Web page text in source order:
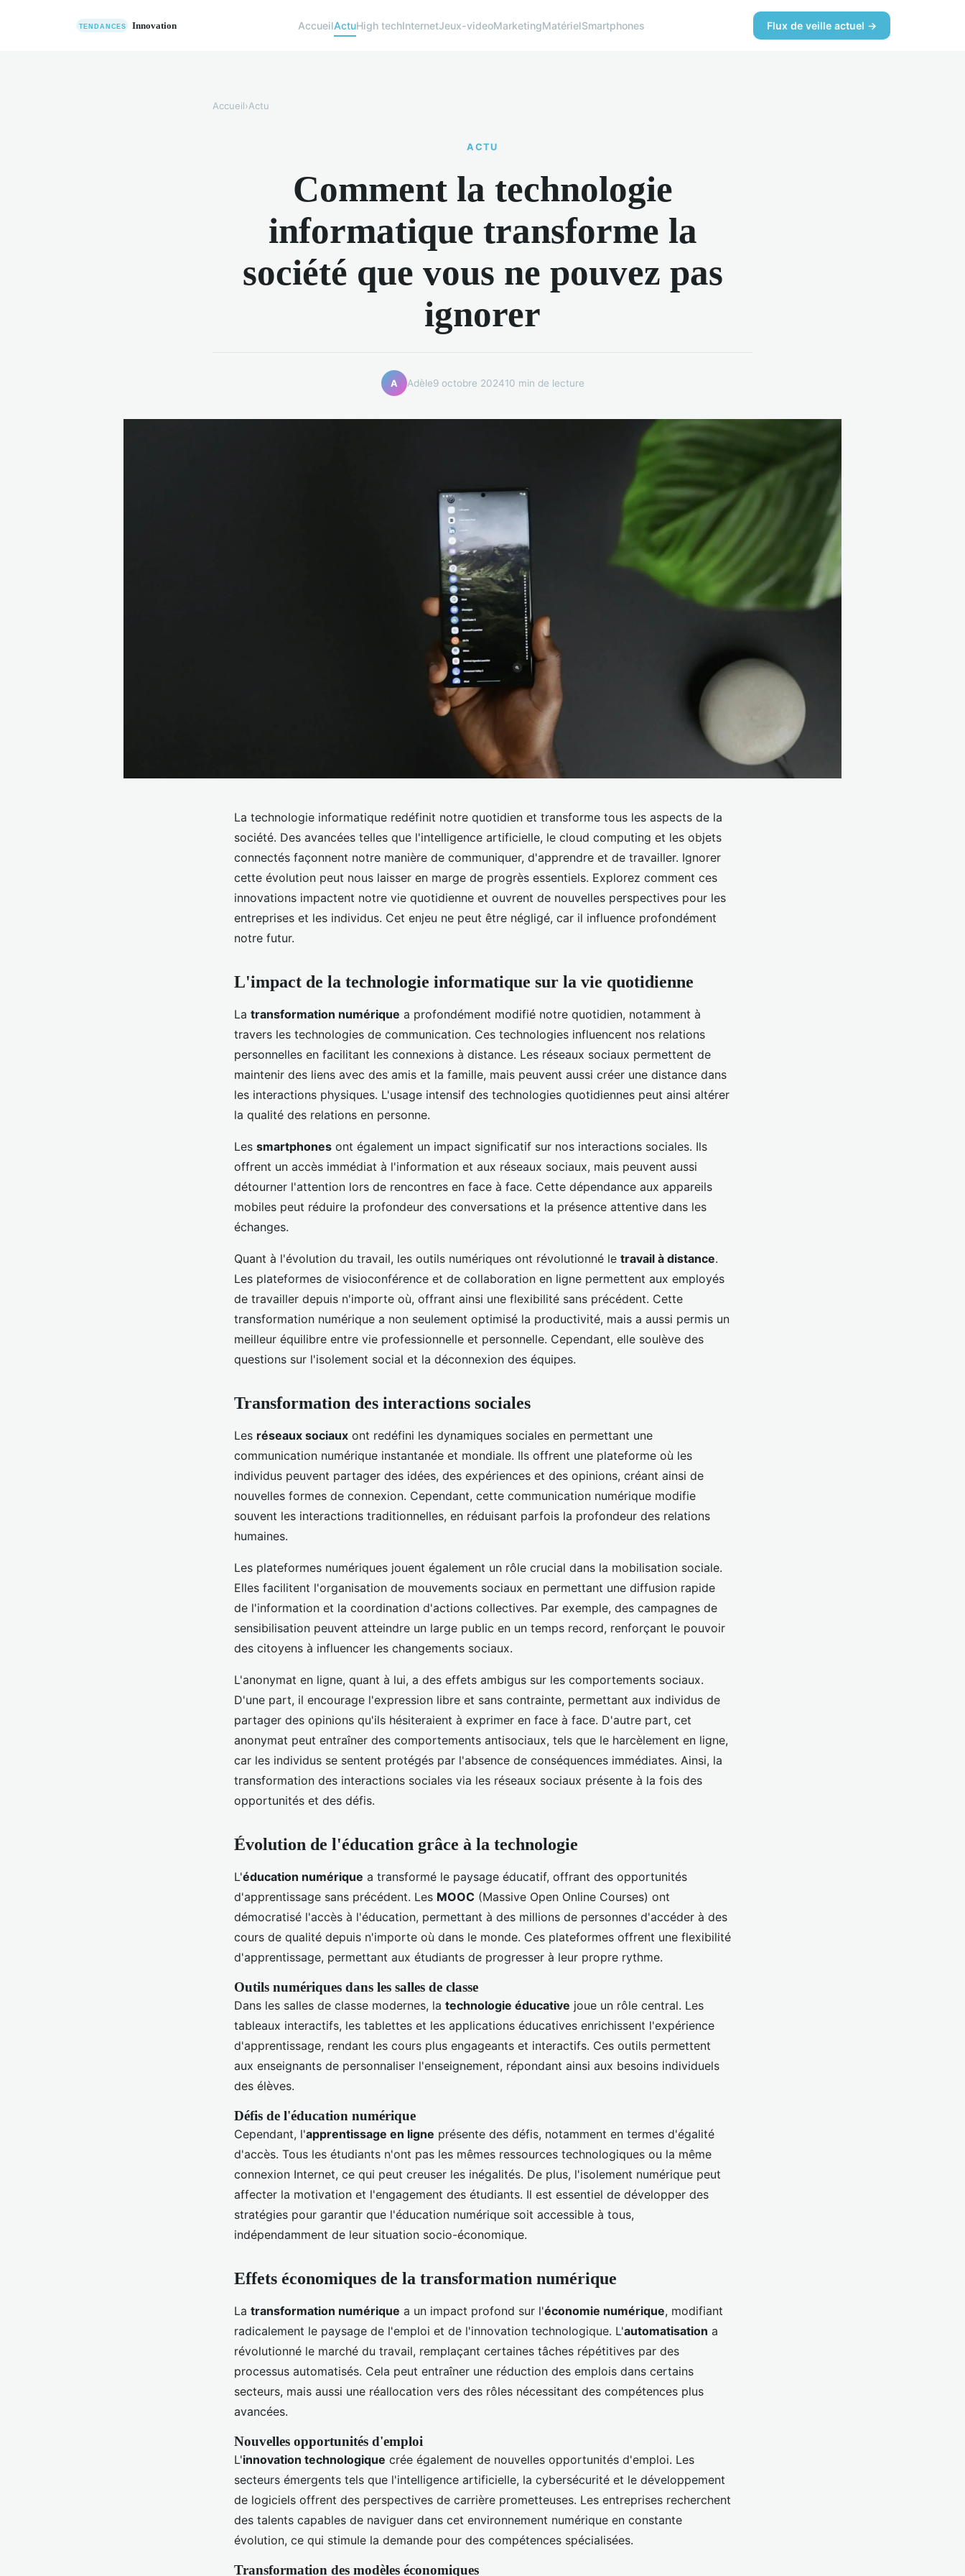
AccueilActuHigh techInternetJeux-videoMarketingMatérielSmartphones Flux de veille actuel →
Accueil›Actu
ACTU
Comment la technologie
informatique transforme la
société que vous ne pouvez pas
ignorer
A Adèle9 octobre 202410 min de lecture
La technologie informatique redéfinit notre quotidien et transforme tous les aspects de la
société. Des avancées telles que l'intelligence artificielle, le cloud computing et les objets
connectés façonnent notre manière de communiquer, d'apprendre et de travailler. Ignorer
cette évolution peut nous laisser en marge de progrès essentiels. Explorez comment ces
innovations impactent notre vie quotidienne et ouvrent de nouvelles perspectives pour les
entreprises et les individus. Cet enjeu ne peut être négligé, car il influence profondément
notre futur.
L'impact de la technologie informatique sur la vie quotidienne
La transformation numérique a profondément modifié notre quotidien, notamment à
travers les technologies de communication. Ces technologies influencent nos relations
personnelles en facilitant les connexions à distance. Les réseaux sociaux permettent de
maintenir des liens avec des amis et la famille, mais peuvent aussi créer une distance dans
les interactions physiques. L'usage intensif des technologies quotidiennes peut ainsi altérer
la qualité des relations en personne.
Les smartphones ont également un impact significatif sur nos interactions sociales. Ils
offrent un accès immédiat à l'information et aux réseaux sociaux, mais peuvent aussi
détourner l'attention lors de rencontres en face à face. Cette dépendance aux appareils
mobiles peut réduire la profondeur des conversations et la présence attentive dans les
échanges.
Quant à l'évolution du travail, les outils numériques ont révolutionné le travail à distance.
Les plateformes de visioconférence et de collaboration en ligne permettent aux employés
de travailler depuis n'importe où, offrant ainsi une flexibilité sans précédent. Cette
transformation numérique a non seulement optimisé la productivité, mais a aussi permis un
meilleur équilibre entre vie professionnelle et personnelle. Cependant, elle soulève des
questions sur l'isolement social et la déconnexion des équipes.
Transformation des interactions sociales
Les réseaux sociaux ont redéfini les dynamiques sociales en permettant une
communication numérique instantanée et mondiale. Ils offrent une plateforme où les
individus peuvent partager des idées, des expériences et des opinions, créant ainsi de
nouvelles formes de connexion. Cependant, cette communication numérique modifie
souvent les interactions traditionnelles, en réduisant parfois la profondeur des relations
humaines.
Les plateformes numériques jouent également un rôle crucial dans la mobilisation sociale.
Elles facilitent l'organisation de mouvements sociaux en permettant une diffusion rapide
de l'information et la coordination d'actions collectives. Par exemple, des campagnes de
sensibilisation peuvent atteindre un large public en un temps record, renforçant le pouvoir
des citoyens à influencer les changements sociaux.
L'anonymat en ligne, quant à lui, a des effets ambigus sur les comportements sociaux.
D'une part, il encourage l'expression libre et sans contrainte, permettant aux individus de
partager des opinions qu'ils hésiteraient à exprimer en face à face. D'autre part, cet
anonymat peut entraîner des comportements antisociaux, tels que le harcèlement en ligne,
car les individus se sentent protégés par l'absence de conséquences immédiates. Ainsi, la
transformation des interactions sociales via les réseaux sociaux présente à la fois des
opportunités et des défis.
Évolution de l'éducation grâce à la technologie
L'éducation numérique a transformé le paysage éducatif, offrant des opportunités
d'apprentissage sans précédent. Les MOOC (Massive Open Online Courses) ont
démocratisé l'accès à l'éducation, permettant à des millions de personnes d'accéder à des
cours de qualité depuis n'importe où dans le monde. Ces plateformes offrent une flexibilité
d'apprentissage, permettant aux étudiants de progresser à leur propre rythme.
Outils numériques dans les salles de classe
Dans les salles de classe modernes, la technologie éducative joue un rôle central. Les
tableaux interactifs, les tablettes et les applications éducatives enrichissent l'expérience
d'apprentissage, rendant les cours plus engageants et interactifs. Ces outils permettent
aux enseignants de personnaliser l'enseignement, répondant ainsi aux besoins individuels
des élèves.
Défis de l'éducation numérique
Cependant, l'apprentissage en ligne présente des défis, notamment en termes d'égalité
d'accès. Tous les étudiants n'ont pas les mêmes ressources technologiques ou la même
connexion Internet, ce qui peut creuser les inégalités. De plus, l'isolement numérique peut
affecter la motivation et l'engagement des étudiants. Il est essentiel de développer des
stratégies pour garantir que l'éducation numérique soit accessible à tous,
indépendamment de leur situation socio-économique.
Effets économiques de la transformation numérique
La transformation numérique a un impact profond sur l'économie numérique, modifiant
radicalement le paysage de l'emploi et de l'innovation technologique. L'automatisation a
révolutionné le marché du travail, remplaçant certaines tâches répétitives par des
processus automatisés. Cela peut entraîner une réduction des emplois dans certains
secteurs, mais aussi une réallocation vers des rôles nécessitant des compétences plus
avancées.
Nouvelles opportunités d'emploi
L'innovation technologique crée également de nouvelles opportunités d'emploi. Les
secteurs émergents tels que l'intelligence artificielle, la cybersécurité et le développement
de logiciels offrent des perspectives de carrière prometteuses. Les entreprises recherchent
des talents capables de naviguer dans cet environnement numérique en constante
évolution, ce qui stimule la demande pour des compétences spécialisées.
Transformation des modèles économiques